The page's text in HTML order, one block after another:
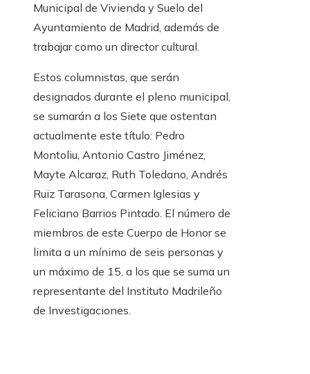
Municipal de Vivienda y Suelo del
Ayuntamiento de Madrid, además de
trabajar como un director cultural.
Estos columnistas, que serán
designados durante el pleno municipal,
se sumarán a los Siete que ostentan
actualmente este título: Pedro
Montoliu, Antonio Castro Jiménez,
Mayte Alcaraz, Ruth Toledano, Andrés
Ruiz Tarasona, Carmen Iglesias y
Feliciano Barrios Pintado. El número de
miembros de este Cuerpo de Honor se
limita a un mínimo de seis personas y
un máximo de 15, a los que se suma un
representante del Instituto Madrileño
de Investigaciones.